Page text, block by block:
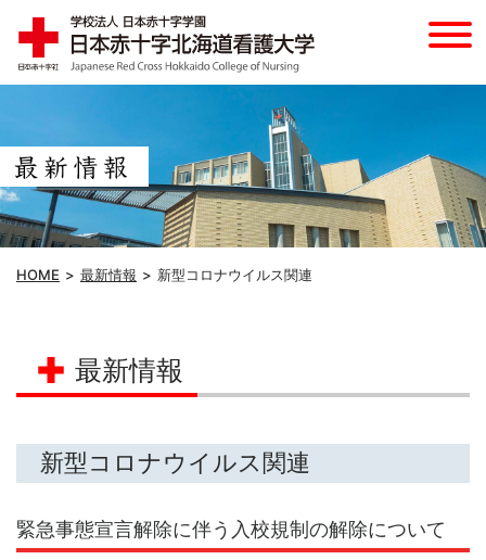
HOME 最新情報 新型コロナウイルス関連
最新情報
新型コロナウイルス関連
緊急事態宣言解除に伴う入校規制の解除について